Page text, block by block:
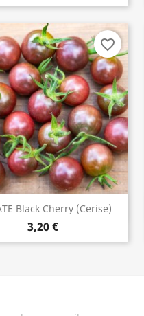
Black Cherry (cerise)
3,20 €
 ACHETER
favorite_border